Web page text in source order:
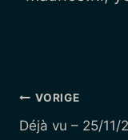
VORIGE
Déjà vu – 25/11/